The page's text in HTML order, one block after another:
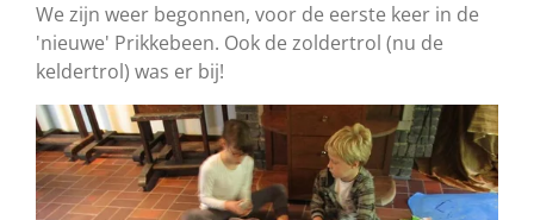
We zijn weer begonnen, voor de eerste keer in de
'nieuwe' Prikkebeen. Ook de zoldertrol (nu de
keldertrol) was er bij!